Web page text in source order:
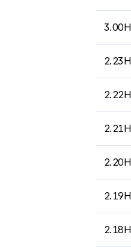
3.00H
2.23H
2.22H
2.21H
2.20H
2.19H
2.18H